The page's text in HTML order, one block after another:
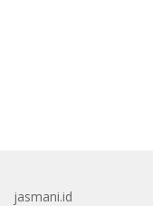
jasmani.id